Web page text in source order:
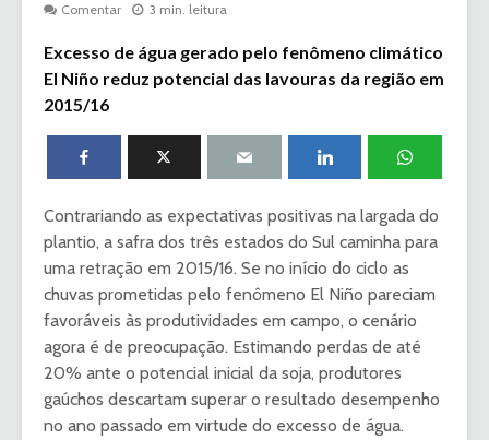
Comentar
3 min. leitura
Excesso de água gerado pelo fenômeno climático
El Niño reduz potencial das lavouras da região em
2015/16
Contrariando as expectativas positivas na largada do
plantio, a safra dos três estados do Sul caminha para
uma retração em 2015/16. Se no início do ciclo as
chuvas prometidas pelo fenômeno El Niño pareciam
favoráveis às produtividades em campo, o cenário
agora é de preocupação. Estimando perdas de até
20% ante o potencial inicial da soja, produtores
gaúchos descartam superar o resultado desempenho
no ano passado em virtude do excesso de água.